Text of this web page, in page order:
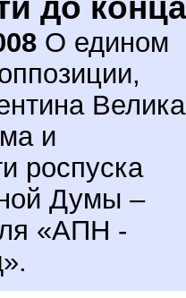
до конца
О едином
и
роспуска
Думы –
«АПН -